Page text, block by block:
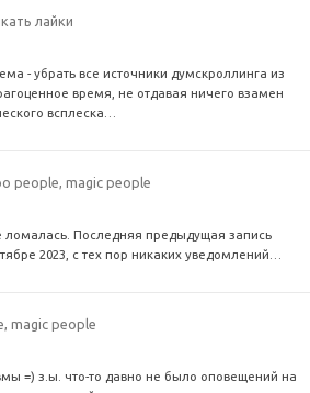
лайки
- убрать все источники думскроллинга из
время, не отдавая ничего взамен
всплеска…
people, magic people
ломалась. Последняя предыдущая запись
2023, с тех пор никаких уведомлений…
magic people
=) з.ы. что-то давно не было оповещений на